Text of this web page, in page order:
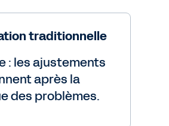
traditionnelle
: les ajustements
après la
des problèmes.